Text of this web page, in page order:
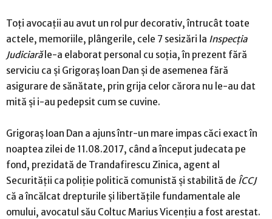
Toţi avocaţii au avut un rol pur decorativ, întrucât toate
actele, memoriile, plângerile, cele 7 sesizări la Inspecţia
Judiciarăle-a elaborat personal cu soţia, în prezent fără
serviciu ca şi Grigoraş Ioan Dan şi de asemenea fără
asigurare de sănătate, prin grija celor cărora nu le-au dat
mită şi i-au pedepsit cum se cuvine.
Grigoraş Ioan Dan a ajuns într-un mare impas căci exact în
noaptea zilei de 11.08.2017, când a început judecata pe
fond, prezidată de Trandafirescu Zinica, agent al
Securităţii ca poliţie politică comunistă şi stabilită de ÎCCJ
că a încălcat drepturile şi libertăţile fundamentale ale
omului, avocatul său Coltuc Marius Vicenţiu a fost arestat.